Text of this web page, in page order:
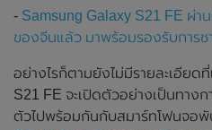
- Samsung Galaxy S21 FE ผ่า
ของจีนแล้ว มาพร้อมรองรับการช
อย่างไรก็ตามยังไม่มีรายละเอียด
S21 FE จะเปิดตัวอย่างเป็นทางก
ตัวไปพร้อมกันกับสมาร์ทโฟนจอพั